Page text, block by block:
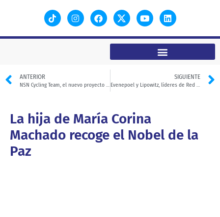
ANTERIOR
NSN Cycling Team, el nuevo proyecto de Andrés Iniesta
SIGUIENTE
Evenepoel y Lipowitz, líderes de Red Bull en el Tour de Francia
La hija de María Corina
Machado recoge el Nobel de la
Paz